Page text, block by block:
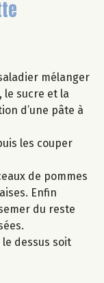
mélanger
le sucre et la
d’une pâte à
les couper
de pommes
Enfin
du reste
le dessus soit